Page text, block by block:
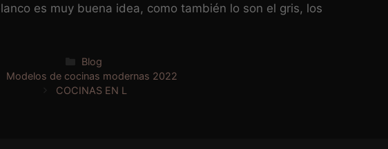
es muy buena idea, como también lo son el gris, los
Categorías
Blog
Modelos de cocinas modernas 2022
COCINAS EN L